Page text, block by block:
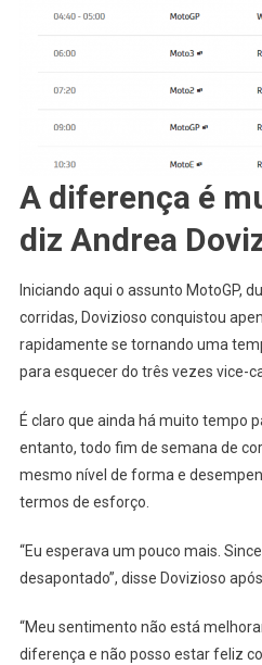
A diferença é
diz Andrea
Iniciando aqui o assunto MotoGP,
corridas, Dovizioso conquistou
rapidamente se tornando uma
para esquecer do três vezes vice-
É claro que ainda há muito tempo
entanto, todo fim de semana de
mesmo nível de forma e
termos de esforço.
“Eu esperava um pouco mais.
desapontado”, disse Dovizioso
“Meu sentimento não está
diferença e não posso estar feliz